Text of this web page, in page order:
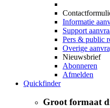
Informatie
Support
Pers & public
Overige
Nieuwsbrief
Abonneren
Afmelden
Quickfinder
Groot formaat